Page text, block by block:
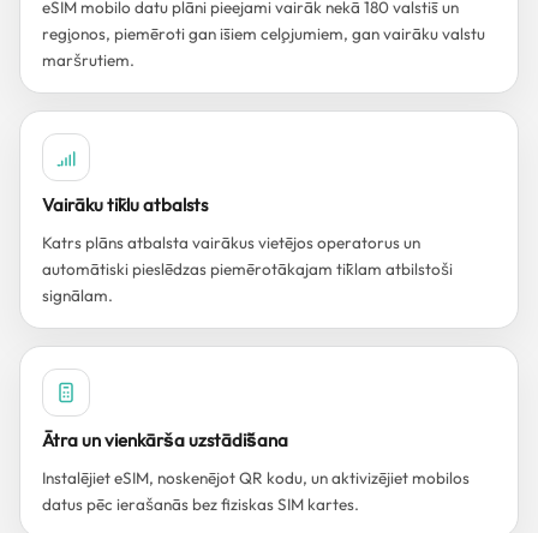
eSIM mobilo datu plāni pieejami vairāk nekā 180 valstīs un
reģionos, piemēroti gan īsiem ceļojumiem, gan vairāku valstu
maršrutiem.
Vairāku tīklu atbalsts
Katrs plāns atbalsta vairākus vietējos operatorus un
automātiski pieslēdzas piemērotākajam tīklam atbilstoši
signālam.
Ātra un vienkārša uzstādīšana
Instalējiet eSIM, noskenējot QR kodu, un aktivizējiet mobilos
datus pēc ierašanās bez fiziskas SIM kartes.